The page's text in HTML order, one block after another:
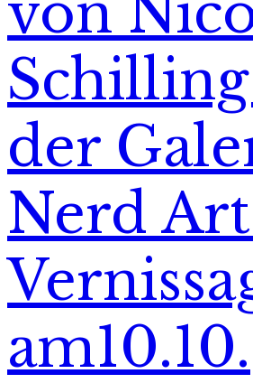
von
der
Nerd
am10.10.